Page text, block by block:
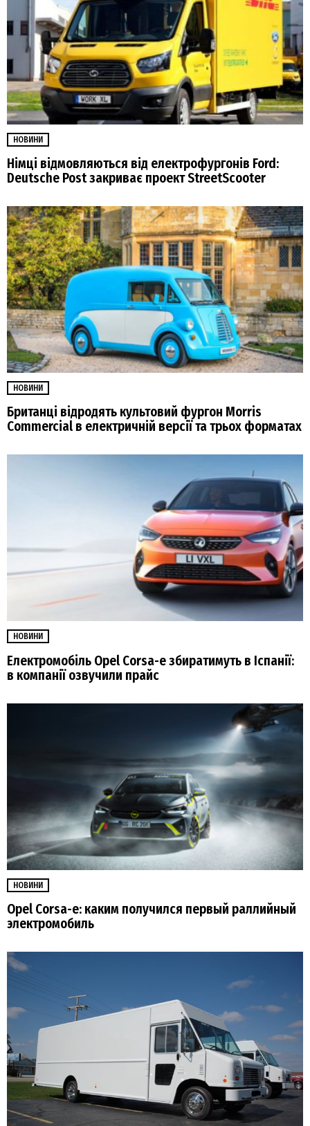
НОВИНИ
Німці відмовляються від електрофургонів Ford:
Deutsche Post закриває проект StreetScooter
НОВИНИ
Британці відродять культовий фургон Morris
Commercial в електричній версії та трьох форматах
НОВИНИ
Електромобіль Opel Corsa-e збиратимуть в Іспанії:
в компанії озвучили прайс
НОВИНИ
Opel Corsa-e: каким получился первый раллийный
электромобиль